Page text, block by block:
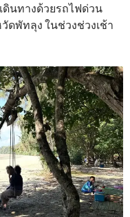
ดินทางด้วยรถไฟด่วน
ดพัทลุง ในช่วงช่วงเช้า